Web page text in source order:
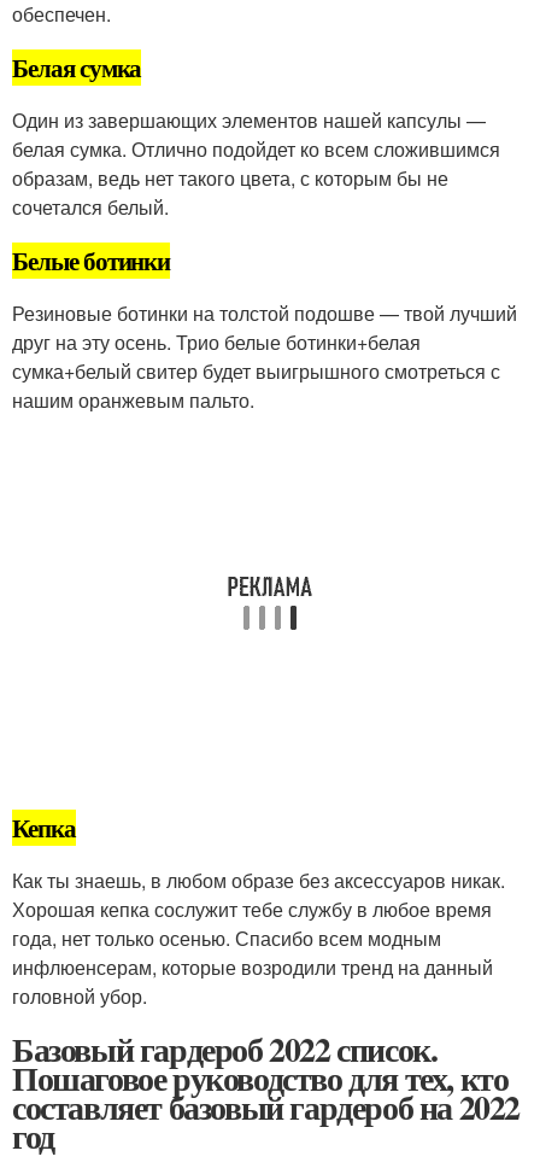
обеспечен.
Белая сумка
Один из завершающих элементов нашей капсулы —
белая сумка. Отлично подойдет ко всем сложившимся
образам, ведь нет такого цвета, с которым бы не
сочетался белый.
Белые ботинки
Резиновые ботинки на толстой подошве — твой лучший
друг на эту осень. Трио белые ботинки+белая
сумка+белый свитер будет выигрышного смотреться с
нашим оранжевым пальто.
Кепка
Как ты знаешь, в любом образе без аксессуаров никак.
Хорошая кепка сослужит тебе службу в любое время
года, нет только осенью. Спасибо всем модным
инфлюенсерам, которые возродили тренд на данный
головной убор.
Базовый гардероб 2022 список.
Пошаговое руководство для тех, кто
составляет базовый гардероб на 2022
год